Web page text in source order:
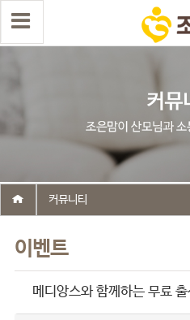
이벤트
커뮤니티
메디앙스와 함께하는 무료